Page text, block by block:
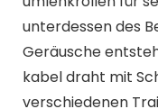
unterdessen des
Geräusche
kabel draht mit
verschiedenen